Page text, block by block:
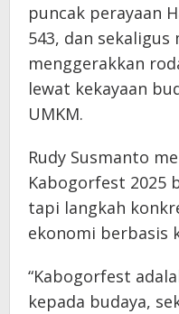
puncak perayaan
543, dan
menggerakkan
lewat kekayaan
UMKM.
Rudy Susmanto
Kabogorfest 2025
tapi langkah
ekonomi berbasis
“Kabogorfest
kepada budaya,